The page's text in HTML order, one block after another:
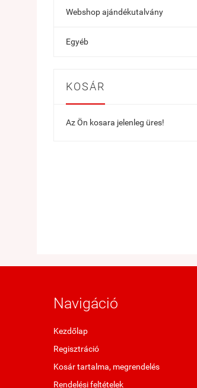
Webshop ajándékutalvány
Egyéb
KOSÁR
Az Ön kosara jelenleg üres!
Navigáció
Kezdőlap
Regisztráció
Kosár tartalma, megrendelés
Rendelési feltételek